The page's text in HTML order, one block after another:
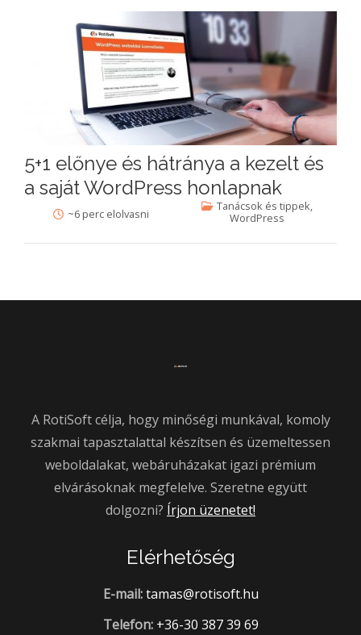
5+1 előnye és hátránya a kezelt és
a saját WordPress honlapnak
~6 perc elolvasni
Tanácsok és tippek
WordPress
A RotiSoft célja, hogy minőségi munkával, komoly
szakmai tapasztalattal készítsen és üzemeltessen
weboldalakat, webáruházakat igazi prémium
elvárásoknak megfelelve. Szeretne együtt
dolgozni? Írjon üzenetet!
Elérhetőség
E-mail: tamas@rotisoft.hu
Telefon: +36-30 387 39 69